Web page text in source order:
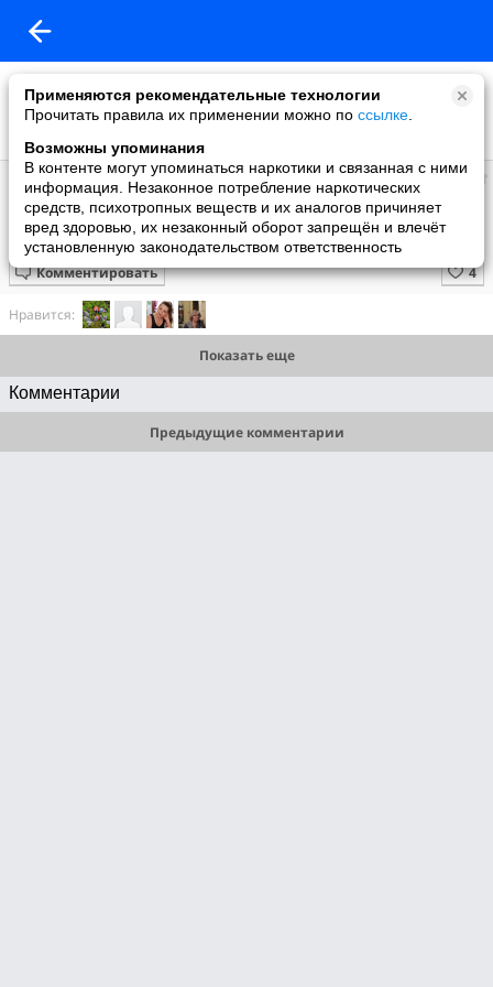
Применяются рекомендательные технологии
Прочитать правила их применении можно по ссылке
Возможны упоминания
В контенте могут упоминаться наркотики и связанная с ними
информация. Незаконное потребление наркотических
средств, психотропных веществ и их аналогов причиняет
вред здоровью, их незаконный оборот запрещён и влечёт
установленную законодательством ответственность
Мир
добавил видео
11 мая
Жорж Хобейка — как создавать высокую моду.
Комментировать
Нравится:
Показать еще
Комментарии
Предыдущие комментарии